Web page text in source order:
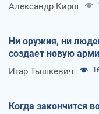
Александр Кирш
Ни оружия, ни
создает новую
Игар Тышкевич
Когда закончится